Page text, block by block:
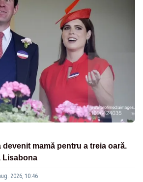
devenit mamă pentru a treia oară.
Lisabona
2026, 10:46